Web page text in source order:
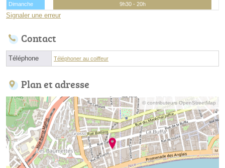
Dimanche
9h30 - 20h
Signaler une erreur
Contact
Téléphone Téléphoner au coiffeur
Plan et adresse
© contributeurs OpenStreetMap